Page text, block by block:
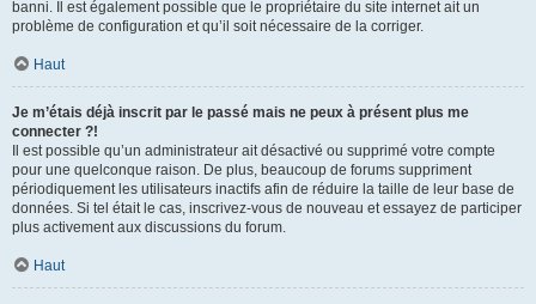
banni. Il est également possible que le propriétaire du site internet ait un
problème de configuration et qu’il soit nécessaire de la corriger.
Haut
Je m’étais déjà inscrit par le passé mais ne peux à présent plus me
connecter ?!
Il est possible qu’un administrateur ait désactivé ou supprimé votre compte
pour une quelconque raison. De plus, beaucoup de forums suppriment
périodiquement les utilisateurs inactifs afin de réduire la taille de leur base de
données. Si tel était le cas, inscrivez-vous de nouveau et essayez de participer
plus activement aux discussions du forum.
Haut